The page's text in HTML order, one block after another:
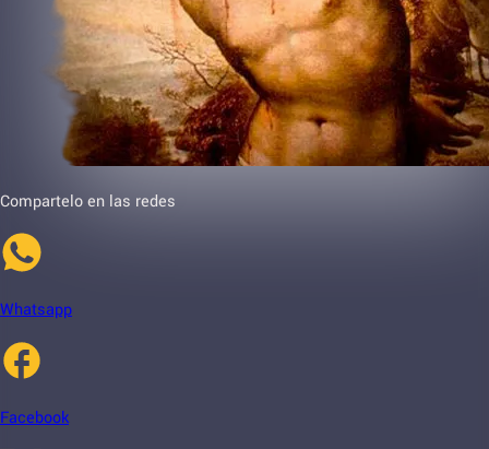
Compartelo en las redes
Whatsapp
Facebook